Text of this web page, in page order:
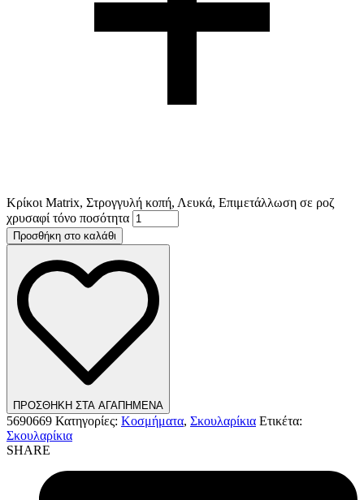
Κρίκοι Matrix, Στρογγυλή κοπή, Λευκά, Επιμετάλλωση σε ροζ
χρυσαφί τόνο ποσότητα
Προσθήκη στο καλάθι
ΠΡΟΣΘΗΚΗ ΣΤΑ ΑΓΑΠΗΜΕΝΑ
5690669 Κατηγορίες: Κοσμήματα, Σκουλαρίκια Ετικέτα:
Σκουλαρίκια
SHARE